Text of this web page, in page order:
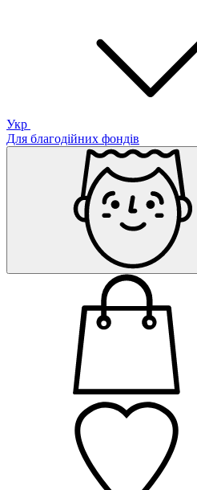
Укр
Для благодійних фондів